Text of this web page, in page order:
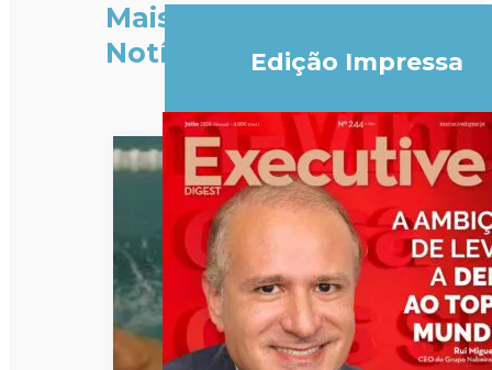
Mais
Notícias
Edição Impressa